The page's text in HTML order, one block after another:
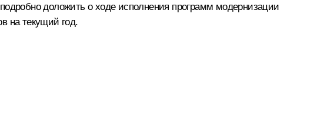
доложить о ходе исполнения программ модернизации
на текущий год.